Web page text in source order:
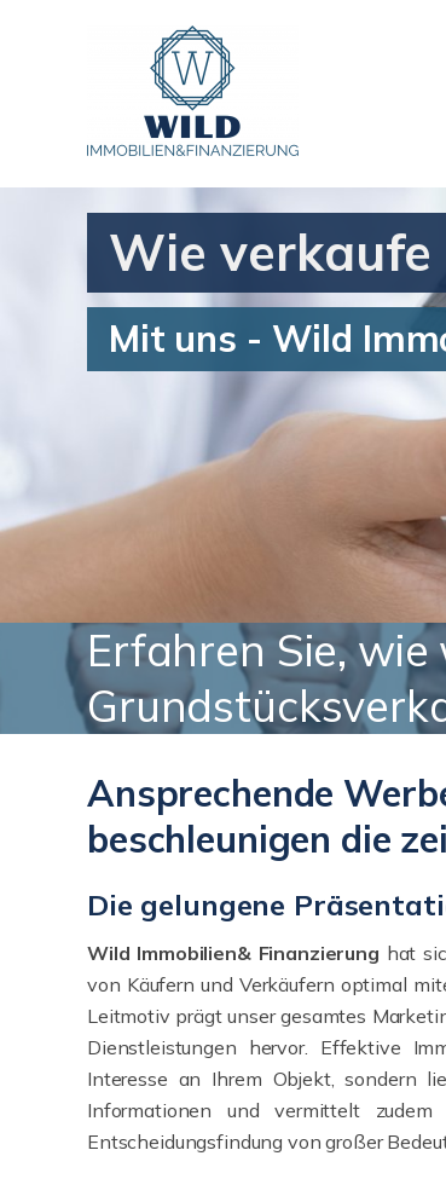
Wie verkaufe
Mit uns - Wild
Erfahren Sie,
Ansprechende
beschleunigen die
Die gelungene
Wild Immobilien& Finanzierung hat
von Käufern und Verkäufern optimal
Leitmotiv prägt unser gesamtes
Dienstleistungen hervor. Effektive
Interesse an Ihrem Objekt, sondern
Informationen und vermittelt
Entscheidungsfindung von großer